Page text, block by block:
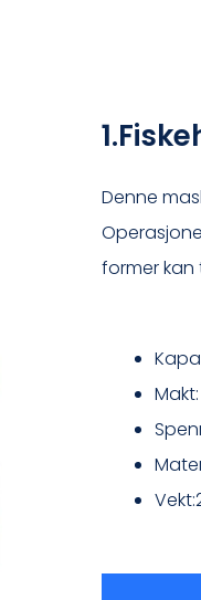
Denne
former kan
Makt: